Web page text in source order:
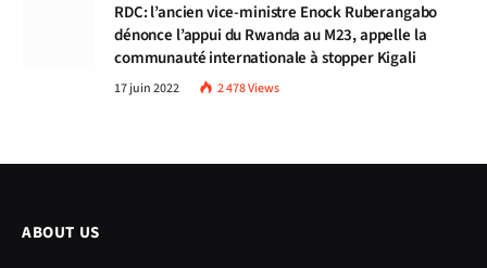
RDC: l’ancien vice-ministre Enock Ruberangabo
dénonce l’appui du Rwanda au M23, appelle la
communauté internationale à stopper Kigali
17 juin 2022 2 478Views
ABOUT US